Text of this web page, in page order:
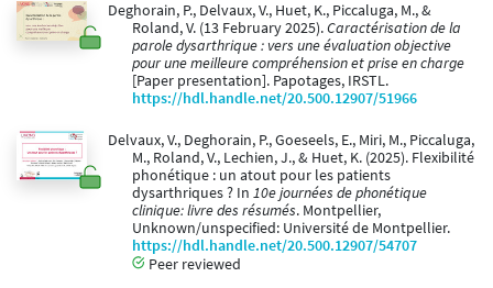
Deghorain, P., Delvaux, V., Huet, K., Piccaluga, M., &
Roland, V. (13 February 2025).Caractérisation de la
parole dysarthrique : vers une évaluation objective
pour une meilleure compréhension et prise en charge
[Paper presentation]. Papotages, IRSTL.
https://hdl.handle.net/20.500.12907/51966
Delvaux, V., Deghorain, P., Goeseels, E., Miri, M., Piccaluga,
M., Roland, V., Lechien, J., & Huet, K. (2025). Flexibilité
phonétique : un atout pour les patients
dysarthriques ? In 10e journées de phonétique
clinique: livre des résumés. Montpellier,
Unknown/unspecified: Université de Montpellier.
https://hdl.handle.net/20.500.12907/54707
Peer reviewed